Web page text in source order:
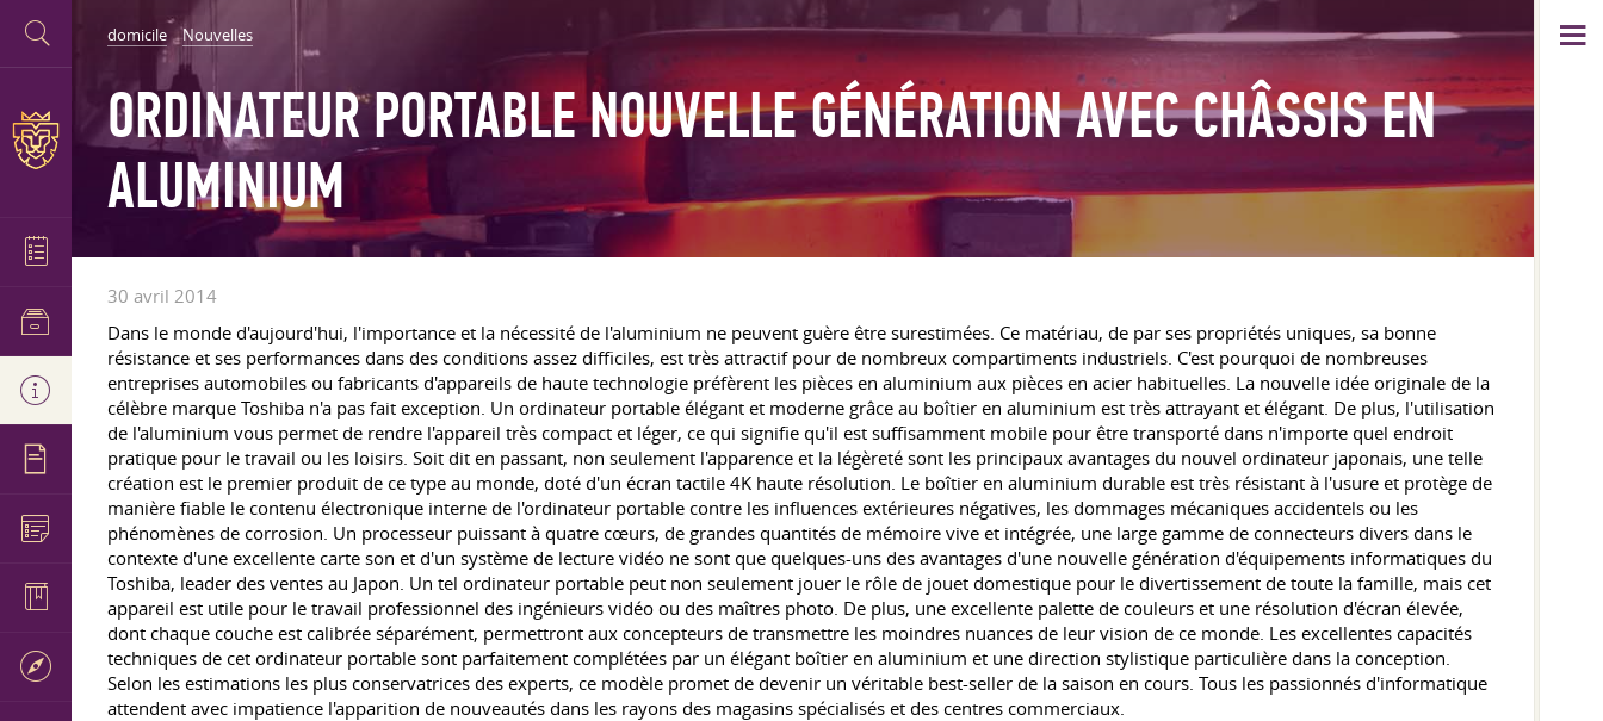
domicile Nouvelles
ORDINATEUR PORTABLE NOUVELLE GÉNÉRATION AVEC CHÂSSIS EN
ALUMINIUM
30 avril 2014
Dans le monde d'aujourd'hui, l'importance et la nécessité de l'aluminium ne peuvent guère être surestimées. Ce matériau, de par ses propriétés uniques, sa bonne
résistance et ses performances dans des conditions assez difficiles, est très attractif pour de nombreux compartiments industriels. C'est pourquoi de nombreuses
entreprises automobiles ou fabricants d'appareils de haute technologie préfèrent les pièces en aluminium aux pièces en acier habituelles. La nouvelle idée originale de la
célèbre marque Toshiba n'a pas fait exception. Un ordinateur portable élégant et moderne grâce au boîtier en aluminium est très attrayant et élégant. De plus, l'utilisation
de l'aluminium vous permet de rendre l'appareil très compact et léger, ce qui signifie qu'il est suffisamment mobile pour être transporté dans n'importe quel endroit
pratique pour le travail ou les loisirs. Soit dit en passant, non seulement l'apparence et la légèreté sont les principaux avantages du nouvel ordinateur japonais, une telle
création est le premier produit de ce type au monde, doté d'un écran tactile 4K haute résolution. Le boîtier en aluminium durable est très résistant à l'usure et protège de
manière fiable le contenu électronique interne de l'ordinateur portable contre les influences extérieures négatives, les dommages mécaniques accidentels ou les
phénomènes de corrosion. Un processeur puissant à quatre cœurs, de grandes quantités de mémoire vive et intégrée, une large gamme de connecteurs divers dans le
contexte d'une excellente carte son et d'un système de lecture vidéo ne sont que quelques-uns des avantages d'une nouvelle génération d'équipements informatiques du
Toshiba, leader des ventes au Japon. Un tel ordinateur portable peut non seulement jouer le rôle de jouet domestique pour le divertissement de toute la famille, mais cet
appareil est utile pour le travail professionnel des ingénieurs vidéo ou des maîtres photo. De plus, une excellente palette de couleurs et une résolution d'écran élevée,
dont chaque couche est calibrée séparément, permettront aux concepteurs de transmettre les moindres nuances de leur vision de ce monde. Les excellentes capacités
techniques de cet ordinateur portable sont parfaitement complétées par un élégant boîtier en aluminium et une direction stylistique particulière dans la conception.
Selon les estimations les plus conservatrices des experts, ce modèle promet de devenir un véritable best-seller de la saison en cours. Tous les passionnés d'informatique
attendent avec impatience l'apparition de nouveautés dans les rayons des magasins spécialisés et des centres commerciaux.